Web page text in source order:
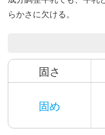
らかさに欠ける。
固さ
固め